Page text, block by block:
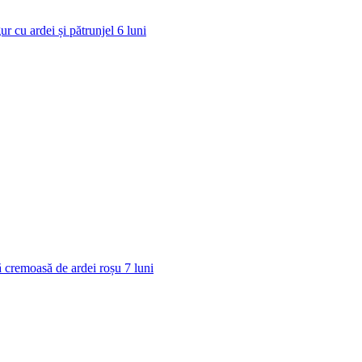
cu ardei și pătrunjel 6 luni
cremoasă de ardei roșu 7 luni